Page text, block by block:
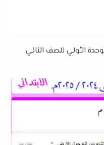
الأولي للصف الثاني